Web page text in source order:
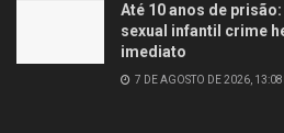
Até 10 anos de
sexual infantil crime
imediato
7 DE AGOSTO DE 2026,